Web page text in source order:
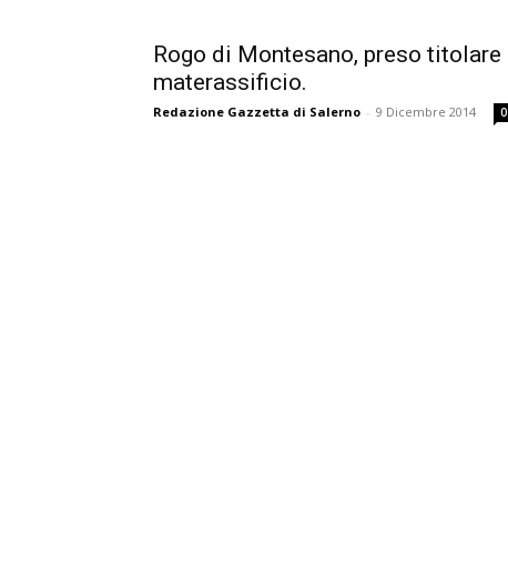
Rogo di Montesano, preso titolare
materassificio.
Redazione Gazzetta di Salerno - 9 Dicembre 2014 0